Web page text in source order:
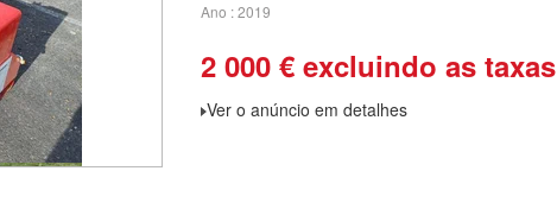
Ano 2019
2 000 € excluindo as taxas
Ver o anúncio em detalhes